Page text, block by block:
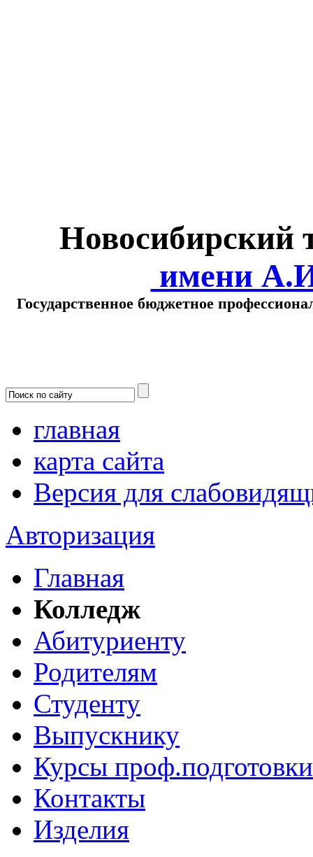
Новосибирский
имени
Государственное бюджетное
главная
карта сайта
Версия для
Авторизация
Главная
Колледж
Абитуриенту
Родителям
Студенту
Выпускнику
Курсы проф.подготовки
Контакты
Изделия